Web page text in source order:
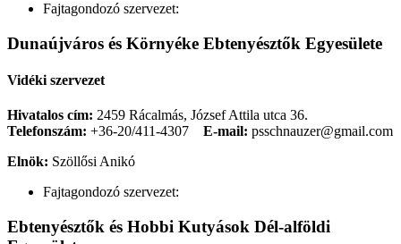
Fajtagondozó szervezet:
Dunaújváros és Környéke Ebtenyésztők Egyesülete
Vidéki szervezet
Hivatalos cím: 2459 Rácalmás, József Attila utca 36.
Telefonszám: +36-20/411-4307 E-mail: psschnauzer@gmail.com
Elnök: Szöllősi Anikó
Fajtagondozó szervezet:
Ebtenyésztők és Hobbi Kutyások Dél-alföldi